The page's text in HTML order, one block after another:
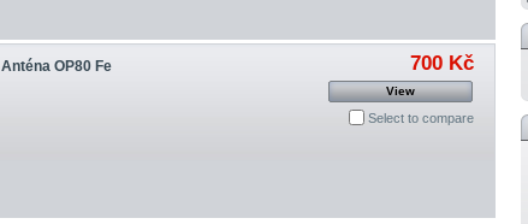
Anténa OP80 Fe 700 Kč
View
Select to compare